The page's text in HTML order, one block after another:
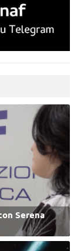
Serena